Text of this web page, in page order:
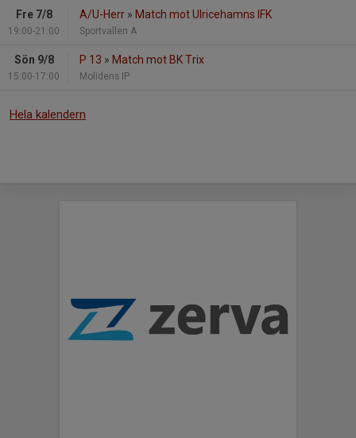
Fre 7/8
19:00-21:00
A/U-Herr » Match mot Ulricehamns IFK
Sportvallen A
Sön 9/8
15:00-17:00
P 13 » Match mot BK Trix
Molidens IP
Hela kalendern